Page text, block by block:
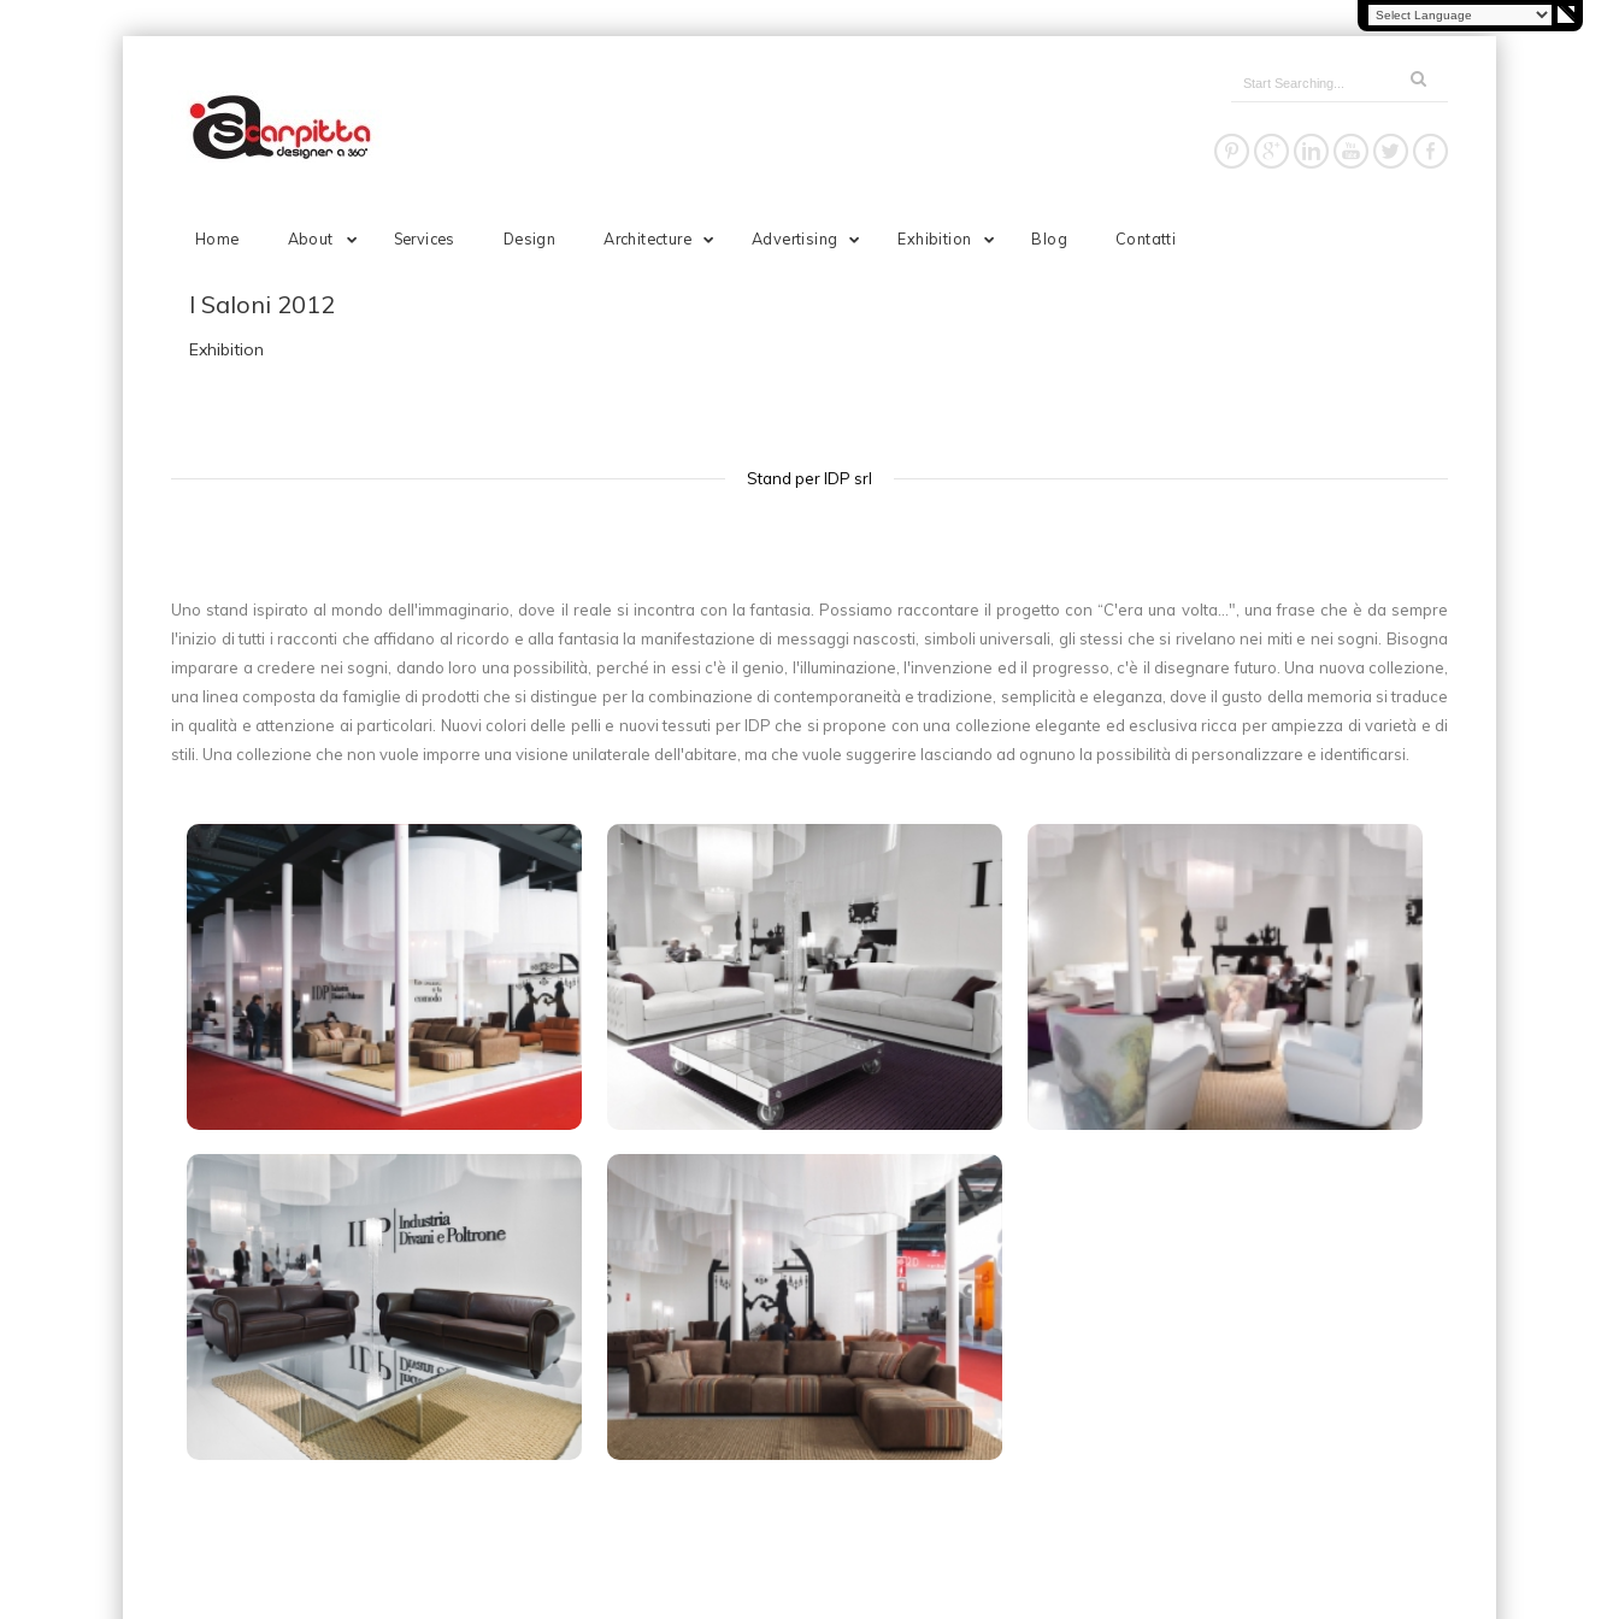
Home About Services Design Architecture Advertising Exhibition Blog Contatti
I Saloni 2012
Exhibition
Stand per IDP srl
Uno stand ispirato al mondo dell'immaginario, dove il reale si incontra con la fantasia. Possiamo raccontare il progetto con “C'era una volta...", una frase che è da sempre
l'inizio di tutti i racconti che affidano al ricordo e alla fantasia la manifestazione di messaggi nascosti, simboli universali, gli stessi che si rivelano nei miti e nei sogni. Bisogna
imparare a credere nei sogni, dando loro una possibilità, perché in essi c'è il genio, l'illuminazione, l'invenzione ed il progresso, c'è il disegnare futuro. Una nuova collezione,
una linea composta da famiglie di prodotti che si distingue per la combinazione di contemporaneità e tradizione, semplicità e eleganza, dove il gusto della memoria si traduce
in qualità e attenzione ai particolari. Nuovi colori delle pelli e nuovi tessuti per IDP che si propone con una collezione elegante ed esclusiva ricca per ampiezza di varietà e di
stili. Una collezione che non vuole imporre una visione unilaterale dell'abitare, ma che vuole suggerire lasciando ad ognuno la possibilità di personalizzare e identificarsi.